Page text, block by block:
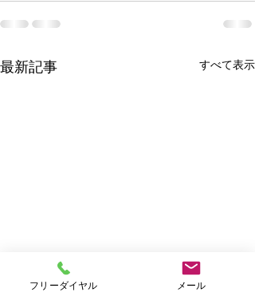
最新記事 すべて表示
フリーダイヤル メール